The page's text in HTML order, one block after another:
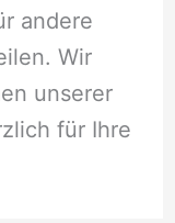
andere
Wir
unserer
für Ihre